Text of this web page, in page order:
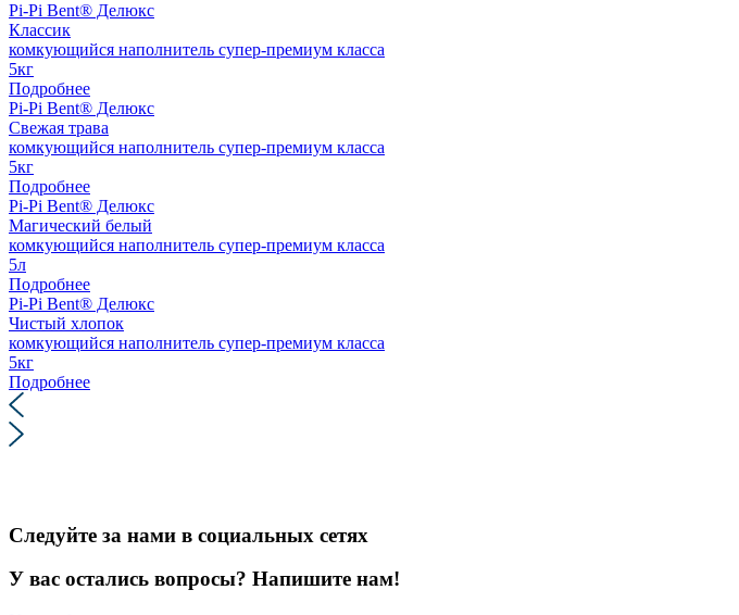
Pi-Pi Bent® Делюкс
Классик
комкующийся наполнитель супер-премиум класса
5кг
Подробнее
Pi-Pi Bent® Делюкс
Свежая трава
комкующийся наполнитель супер-премиум класса
5кг
Подробнее
Pi-Pi Bent® Делюкс
Магический белый
комкующийся наполнитель супер-премиум класса
5л
Подробнее
Pi-Pi Bent® Делюкс
Чистый хлопок
комкующийся наполнитель супер-премиум класса
5кг
Подробнее
Следуйте за нами в социальных сетях
У вас остались вопросы? Напишите нам!